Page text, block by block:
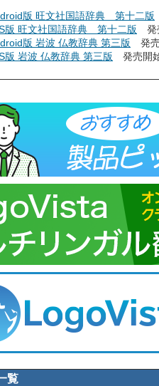
版 旺文社国語辞典 第十二版
版 旺文社国語辞典 第十二版
発
版 岩波 仏教辞典 第三版
発売
版 岩波 仏教辞典 第三版 発売開
覧